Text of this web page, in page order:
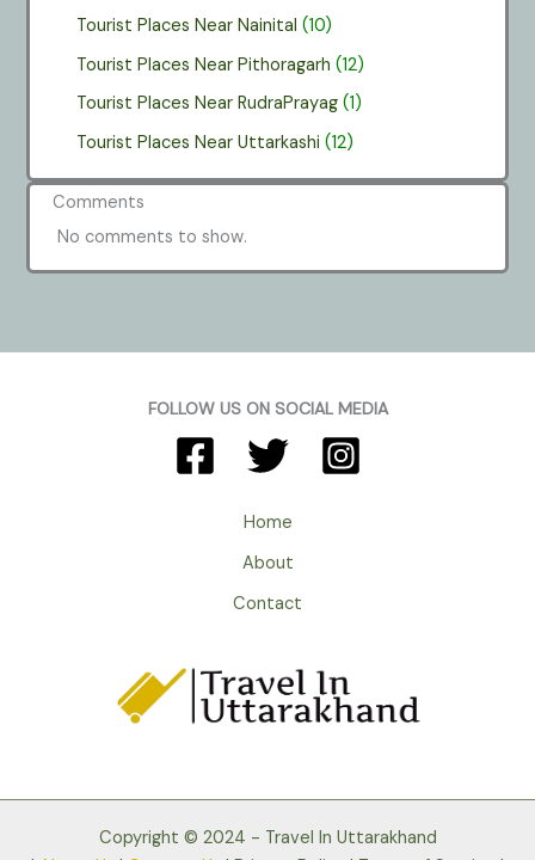
Tourist Places Near Nainital (10)
Tourist Places Near Pithoragarh (12)
Tourist Places Near RudraPrayag (1)
Tourist Places Near Uttarkashi (12)
Comments
No comments to show.
FOLLOW US ON SOCIAL MEDIA
Home
About
Contact
Copyright © 2024 - Travel In Uttarakhand